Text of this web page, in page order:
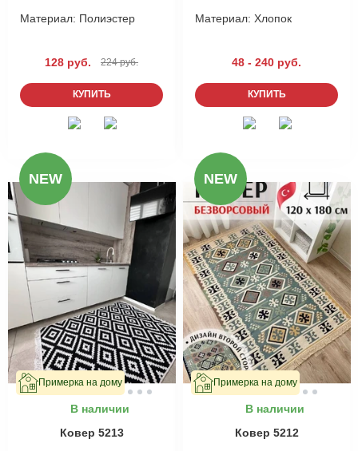
Материал: Полиэстер
128 руб. 224 руб.
КУПИТЬ
Материал: Хлопок
48 - 240 руб.
КУПИТЬ
NEW
Примерка на дому
В наличии
Ковер 5213
NEW
Примерка на дому
В наличии
Ковер 5212